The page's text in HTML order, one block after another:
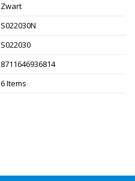
Zwart
S022030N
S022030
8711646936814
6 Items